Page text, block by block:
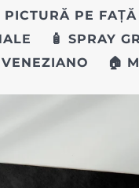
PICTURĂ PE FAȚĂ
🧴 SPRAY
🏠